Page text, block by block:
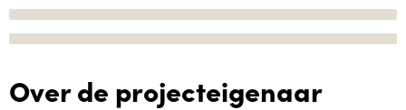
Over de projecteigenaar